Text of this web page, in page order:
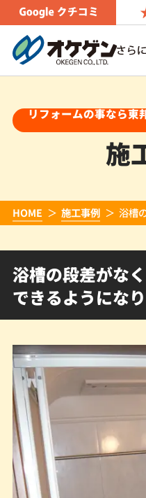
リフォームの事なら東
施
HOME 施工事例 浴槽
浴槽の段差がな
できるようにな